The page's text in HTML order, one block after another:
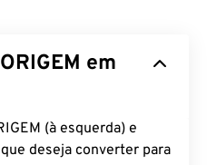
em
(à esquerda) e
deseja converter para